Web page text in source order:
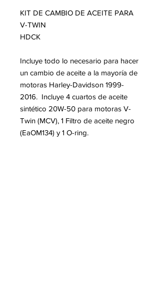
KIT DE CAMBIO DE ACEITE PARA
V-TWIN
HDCK
Incluye todo lo necesario para hacer
un cambio de aceite a la mayoría de
motoras Harley-Davidson 1999-
2016. Incluye 4 cuartos de aceite
sintético 20W-50 para motoras V-
Twin (MCV), 1 Filtro de aceite negro
(EaOM134) y 1 O-ring.